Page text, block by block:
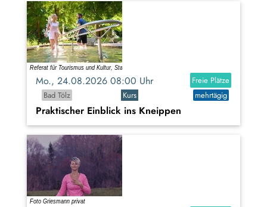
Mo., 24.08.2026 08:00 Uhr
Freie Plätze
Bad Tölz
Kurs mehrtägig
Praktischer Einblick ins Kneippen